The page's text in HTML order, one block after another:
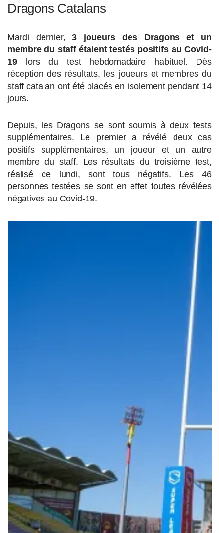
Dragons Catalans
Mardi dernier,3 joueurs des Dragons et un
membre du staff étaient testés positifs au Covid-
19 lors du test hebdomadaire habituel. Dès
réception des résultats, les joueurs et membres du
staff catalan ont été placés en isolement pendant 14
jours.
Depuis, les Dragons se sont soumis à deux tests
supplémentaires. Le premier a révélé deux cas
positifs supplémentaires, un joueur et un autre
membre du staff. Les résultats du troisième test,
réalisé ce lundi, sont tous négatifs. Les 46
personnes testées se sont en effet toutes révélées
négatives au Covid-19.